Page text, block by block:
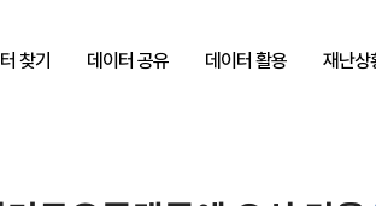
찾기 데이터 공유 데이터 활용 재난상